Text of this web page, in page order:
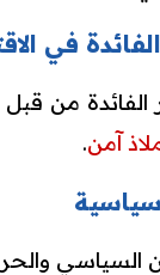
في
من قبل
آمن.
السياسي